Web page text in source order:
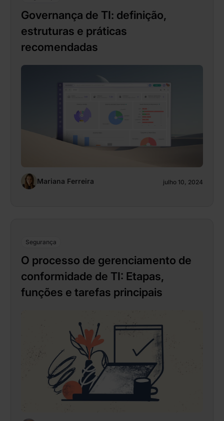
Governança de TI: definição,
estruturas e práticas
recomendadas
Mariana Ferreira julho 10, 2024
Segurança
O processo de gerenciamento de
conformidade de TI: Etapas,
funções e tarefas principais